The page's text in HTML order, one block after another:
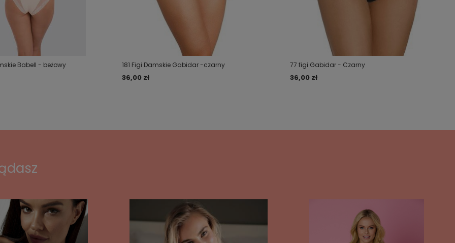
Babell - beżowy 181 Figi Damskie Gabidar -czarny
36,00 zł
77 figi Gabidar - Czarny
36,00 zł